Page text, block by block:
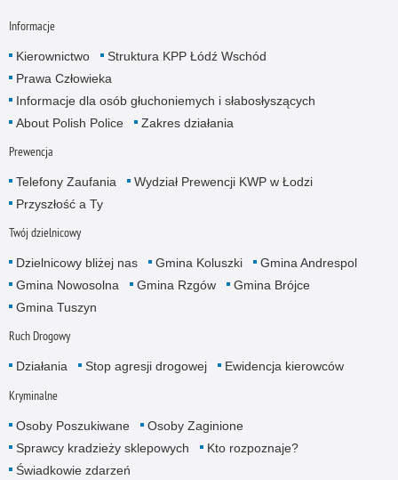
Informacje
Kierownictwo
Struktura KPP Łódź Wschód
Prawa Człowieka
Informacje dla osób głuchoniemych i słabosłyszących
About Polish Police
Zakres działania
Prewencja
Telefony Zaufania
Wydział Prewencji KWP w Łodzi
Przyszłość a Ty
Twój dzielnicowy
Dzielnicowy bliżej nas Gmina Koluszki
Gmina Andrespol
Gmina Nowosolna
Gmina Rzgów
Gmina Brójce
Gmina Tuszyn
Ruch Drogowy
Działania Stop agresji drogowej Ewidencja kierowców
Kryminalne
Osoby Poszukiwane
Osoby Zaginione
Sprawcy kradzieży sklepowych
Kto rozpoznaje?
Świadkowie zdarzeń